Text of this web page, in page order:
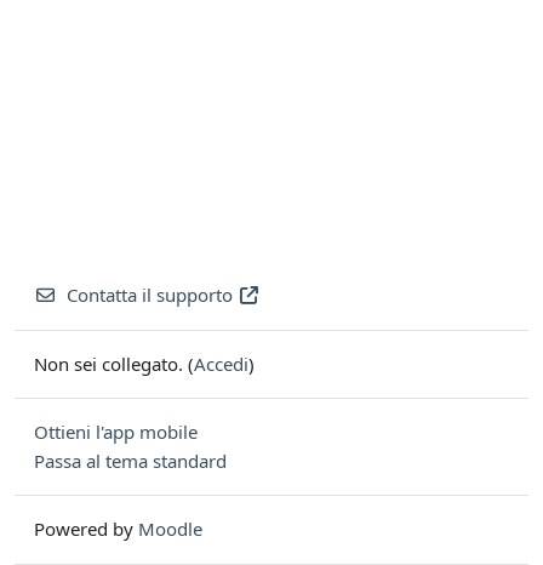
Contatta il supporto
Non sei collegato. (Accedi)
Ottieni l'app mobile
Passa al tema standard
Powered by Moodle